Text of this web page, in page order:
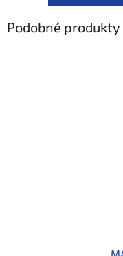
Podobné produkty